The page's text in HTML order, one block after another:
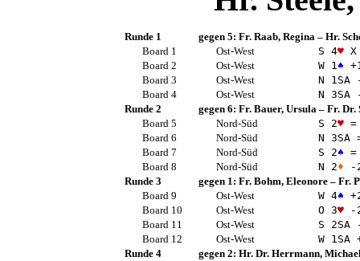
Runde 1 gegen 5: Fr. Raab, Regina– Hr.
Board 1
Ost-West S 4♥X
Board 2
Ost-West W 1♠
Board 3
Ost-West N 1SA-
Board 4
Ost-West N 3SA-
Runde 2
gegen 6: Fr. Bauer, Ursula– Fr. Dr.
Board 5
Nord-Süd S 2♥=
Board 6
Nord-Süd N 3SA
Board 7
Nord-Süd S 2♠ =
Board 8
Nord-Süd N 2♦ -
Runde 3
gegen 1: Fr. Bohm, Eleonore– Fr.
Board 9
Ost-West W 4♠
Board 10
Ost-West O 3♥-
Board 11
Ost-West S 2SA-
Board 12
Ost-West W 1SA
Runde 4
gegen 2: Hr. Dr. Herrmann,